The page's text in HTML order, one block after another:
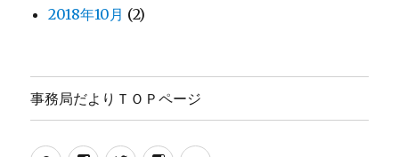
2018年10月 (2)
事務局だよりＴＯＰページ